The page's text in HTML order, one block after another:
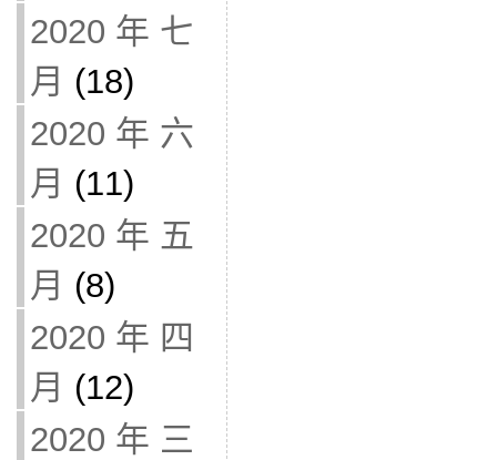
2020 年 七
月 (18)
2020 年 六
月 (11)
2020 年 五
月 (8)
2020 年 四
月 (12)
2020 年 三